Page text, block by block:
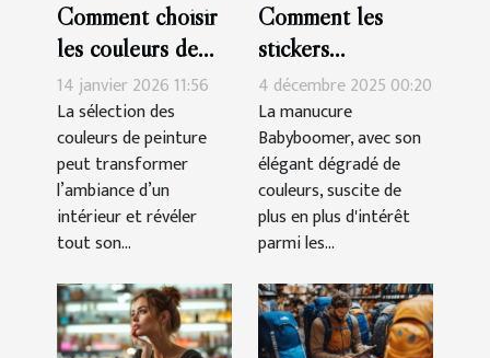
Comment choisir
les couleurs de
peinture pour
harmoniser votre
espace ?
14 janvier 2026 11:56
La sélection des
couleurs de peinture
peut transformer
l’ambiance d’un
intérieur et révéler
tout son...
Comment les
stickers
simplifient-ils la
réalisation d'une
manucure
Babyboomer ?
4 décembre 2025 00:20
La manucure
Babyboomer, avec son
élégant dégradé de
couleurs, suscite de
plus en plus d'intérêt
parmi les...